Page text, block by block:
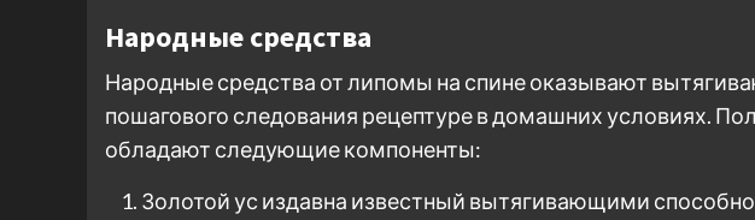
Народные средства
Народные средства от липомы на спине оказывают
пошагового следования рецептуре в домашних условиях.
обладают следующие компоненты:
Золотой ус издавна известный вытягивающими